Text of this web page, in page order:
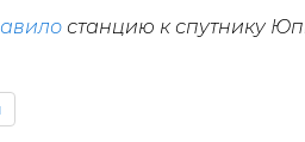
станцию к спутнику